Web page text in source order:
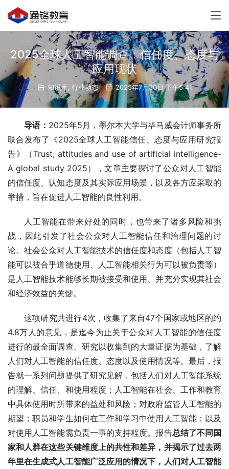
2025全球人工智能调查：信任度、态度与
应用现状
知识库, 行业动态 2025年7月30日 下午5:41
导语： 2025年5月，墨尔本大学与毕马威会计师事务所
联合发布了《2025全球人工智能信任、态度与应用研究报
告》（Trust, attitudes and use of artificial intelligence-
A global study 2025），文章主要探讨了公众对人工智能
的信任度、认知态度及其实际应用场景，以及各方应采取的
举措，旨在促进人工智能的良性利用。
人工智能在带来好处的同时，也带来了诸多风险和挑
战，因此引发了社会公众对人工智能信任和治理问题的讨
论。社会公众对人工智能技术的信任度和态度（包括人工智
能可以被合乎道德使用、人工智能相关行为可以被负责等）
是人工智能技术能够长期被接受和使用、并充分实现其社会
和经济效益的关键。
这项研究共进行4次，收集了来自47个国家或地区的约
4.8万人的意见，是迄今为止关于公众对人工智能的信任度
进行的最全面调查。研究以收集到的大量证据为基础，了解
人们对人工智能的信任度、态度以及使用情况等。最后，报
告就一系列问题提供了研究见解，包括人们对人工智能系统
的理解、信任、和使用程度；人工智能在社会、工作和教育
中具体使用时所带来的益处和风险；对政府监管人工智能的
期望；职员和学生如何在工作和学习中使用人工智能；以及
对使用人工智能需负责一事的支持程度。报告总结了不同国
家和人群在这些关键维度上的共性和差异，并揭示了过去两
年里在生成式人工智能广泛应用的情况下，人们对人工智能